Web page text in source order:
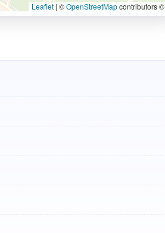
Leaflet | ©OpenStreetMapcontributors ©